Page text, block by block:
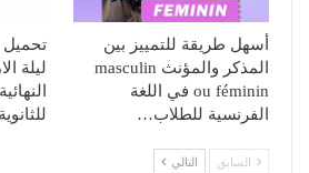
أسهل طريقة للتمييز بين
المذكر والمؤنث masculin
ou féminin في اللغة
الفرنسية للطلاب…
ليلة
السابق التالي